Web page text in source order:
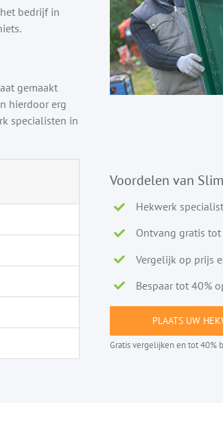
bedrijf in
gemaakt
hierdoor erg
specialisten in
Voordelen van
Hekwerk
Ontvang gratis
Vergelijk op prijs
Bespaar tot 40%
PLAATS UW
Gratis vergelijken en tot 40%